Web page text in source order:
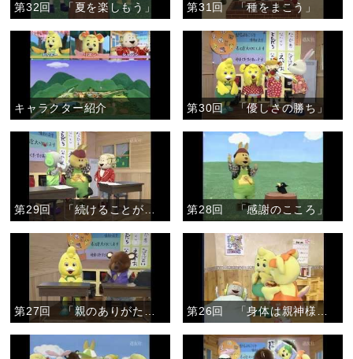
第32回 「夏を楽しもう」 第31回 「種をまこう」
キャラクター紹介 第30回 「優しさの勝ち」
第29回 「続けることが大切」 第28回 「感謝のこころ」